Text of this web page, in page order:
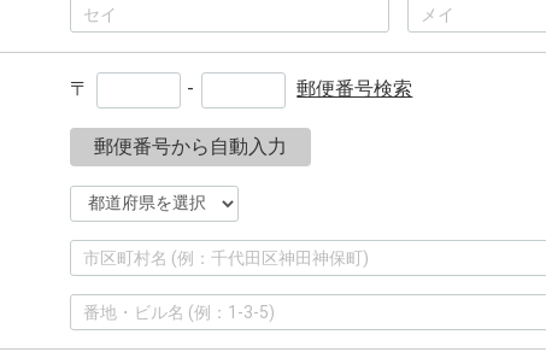
〒 - 郵便番号検索
郵便番号から自動入力